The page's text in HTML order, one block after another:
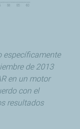
específicamente
de 2013
en un motor
con el
resultados